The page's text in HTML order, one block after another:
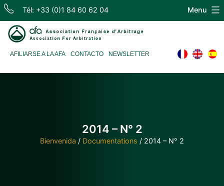
Skip
content
Tél: +33 (0)1 84 60 62 04
d'Arbitrage
AFILIARSE A LA AFA CONTACTO NEWSLETTER
Menu
2014 – N° 2
Bienvenida / Documentations / 2014 – N° 2